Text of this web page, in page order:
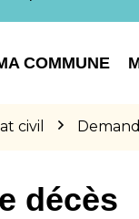
COMMUNE
civil
décès